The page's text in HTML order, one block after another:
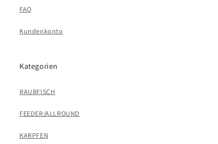
FAQ
Kundenkonto
Kategorien
RAUBFISCH
FEEDER/ALLROUND
KARPFEN